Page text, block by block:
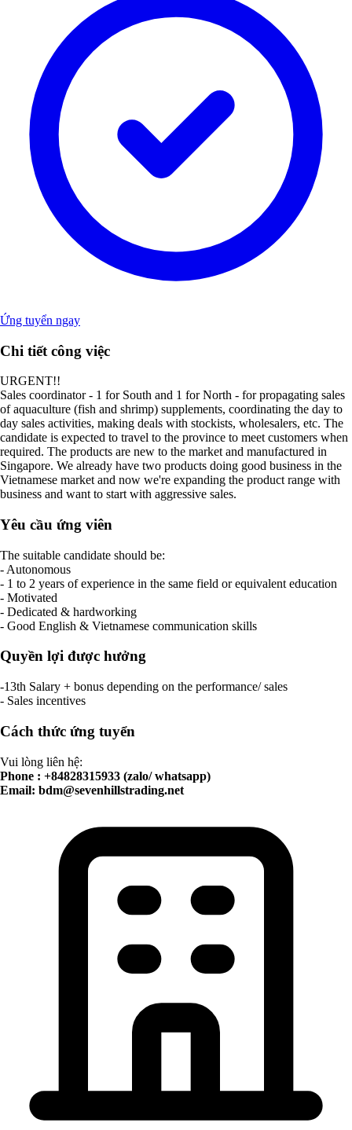
Ứng tuyển ngay
Chi tiết công việc
URGENT!!
Sales coordinator - 1 for South and 1 for North - for propagating sales
of aquaculture (fish and shrimp) supplements, coordinating the day to
day sales activities, making deals with stockists, wholesalers, etc. The
candidate is expected to travel to the province to meet customers when
required. The products are new to the market and manufactured in
Singapore. We already have two products doing good business in the
Vietnamese market and now we're expanding the product range with
business and want to start with aggressive sales.
Yêu cầu ứng viên
The suitable candidate should be:
- Autonomous
- 1 to 2 years of experience in the same field or equivalent education
- Motivated
- Dedicated & hardworking
- Good English & Vietnamese communication skills
Quyền lợi được hưởng
-13th Salary + bonus depending on the performance/ sales
- Sales incentives
Cách thức ứng tuyển
Vui lòng liên hệ:
Phone : +84828315933 (zalo/ whatsapp)
Email: bdm@sevenhillstrading.net